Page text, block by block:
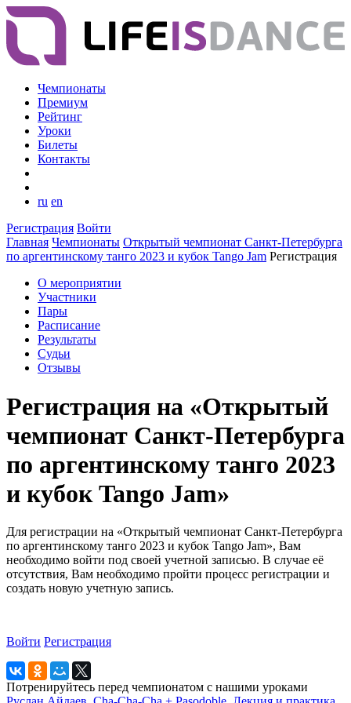
Чемпионаты
Премиум
Рейтинг
Уроки
Билеты
Контакты
ru en
Регистрация Войти
Главная Чемпионаты Открытый чемпионат Санкт-Петербурга
по аргентинскому танго 2023 и кубок Tango Jam Регистрация
О мероприятии
Участники
Пары
Расписание
Результаты
Судьи
Отзывы
Регистрация на «Открытый
чемпионат Санкт-Петербурга
по аргентинскому танго 2023
и кубок Tango Jam»
Для регистрации на «Открытый чемпионат Санкт-Петербурга
по аргентинскому танго 2023 и кубок Tango Jam», Вам
необходимо войти под своей учетной записью. В случае её
отсутствия, Вам необходимо пройти процесс регистрации и
создать новую учетную запись.
Войти Регистрация
Потренируйтесь перед чемпионатом с нашими уроками